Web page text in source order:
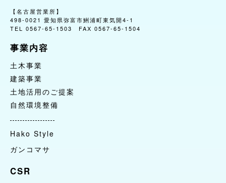
事業内容
土木事業
建築事業
土地活用のご提案
自然環境整備
CSR
会社情報
【名古屋営業所】
498-0021 愛知県弥富市鯏浦町東気開4-1
TEL 0567-65-1503 FAX 0567-65-1504
事業内容
土木事業
建築事業
土地活用のご提案
自然環境整備
Hako Style
ガンコマサ
CSR